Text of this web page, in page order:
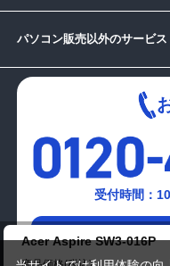
Acer Aspire SW3-016P
パソコン販売以外のサービス
受付時間：
メールでの